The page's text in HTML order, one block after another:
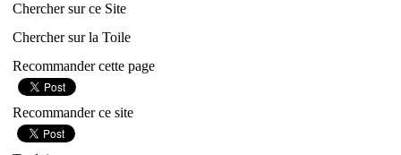
Chercher sur ce Site
Chercher sur la Toile
Recommander cette page
Recommander ce site